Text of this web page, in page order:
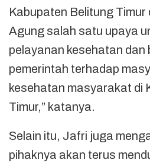
Kabupaten Belitung Timur
Agung salah satu upaya
pelayanan kesehatan dan
pemerintah terhadap
kesehatan masyarakat di
Timur,” katanya.
Selain itu, Jafri juga
pihaknya akan terus